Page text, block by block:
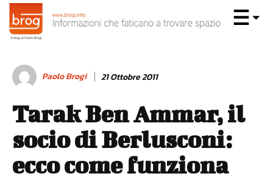
Paolo Brogi 21 Ottobre 2011
Tarak Ben Ammar, il
socio di Berlusconi:
ecco come funziona